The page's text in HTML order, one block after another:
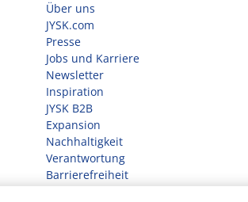
Über uns
JYSK.com
Presse
Jobs und Karriere
Newsletter
Inspiration
JYSK B2B
Expansion
Nachhaltigkeit
Verantwortung
Barrierefreiheit